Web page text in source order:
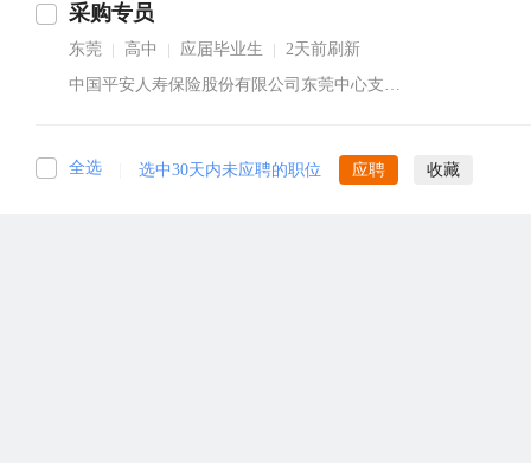
采购专员
东莞 高中 应届毕业生
2天前刷新
中国平安人寿保险股份有限公司东莞中心支公司东城柏洲边营销服务部马经理
全选 选中30天内未应聘的职位 应聘 收藏